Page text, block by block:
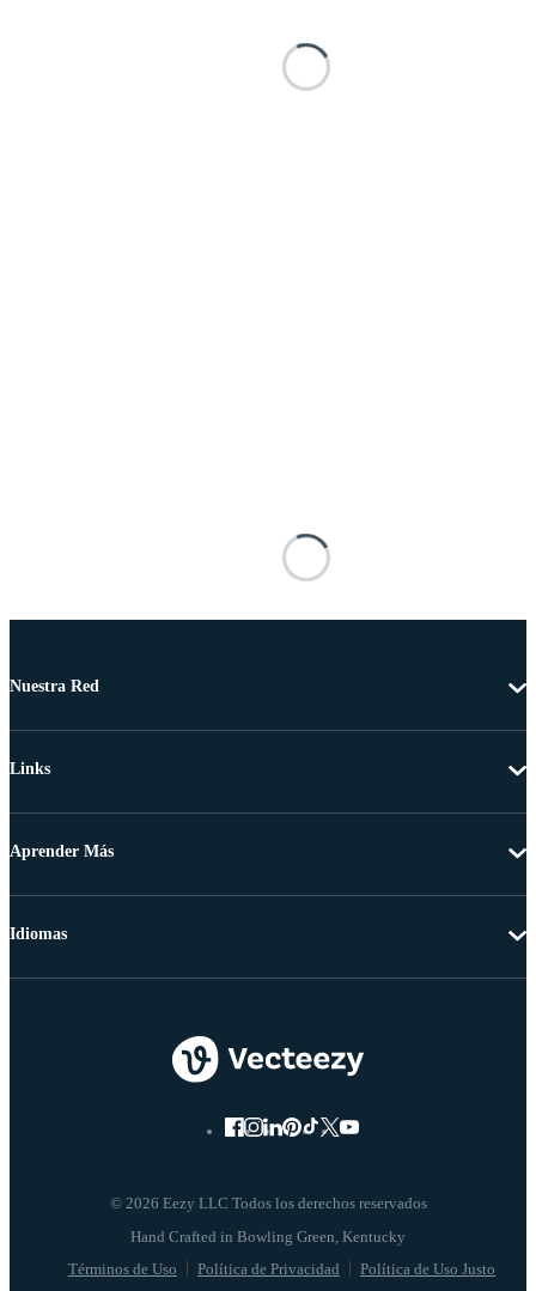
Nuestra Red
Links
Aprender Más
© 2026 Eezy LLC Todos los derechos reservados
Términos de Uso Política de Privacidad Política de Uso Justo
Idiomas